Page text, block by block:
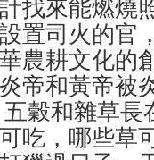
找來能燃燒
置司火的官
農耕文化的
帝和黃帝被
穀和雜草
吃，哪些草